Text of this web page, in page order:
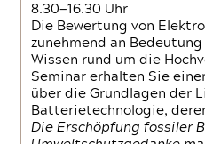
8.30—16.30 Uhr
Die Bewertung von
zunehmend an
Wissen rund um die
Seminar erhalten Sie
über die Grundlagen der
Batterietechnologie,
Die Erschöpfung fossiler